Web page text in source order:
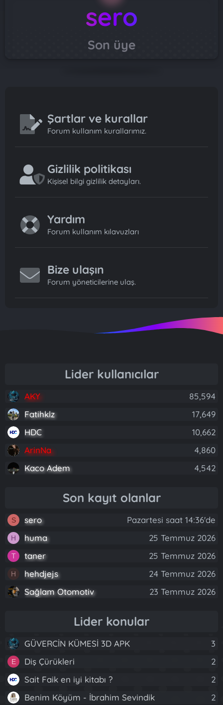
sero
Son üye
Şartlar ve kurallar
Forum kullanım kurallarımız.
Gizlilik politikası
Kişisel bilgi gizlilik detayları.
Yardım
Forum kullanım kılavuzları
Bize ulaşın
Forum yöneticilerine ulaş.
Lider kullanıcılar
AKY
85,594
Fatihklz
17,649
HDC
10,662
ArinNa
4,860
Kaco Adem
4,542
Son kayıt olanlar
S sero Pazartesi saat 14:36'de
H huma 25 Temmuz 2026
T taner 25 Temmuz 2026
H hehdjejs
24 Temmuz 2026
Sağlam Otomotiv
23 Temmuz 2026
Lider konular
GÜVERCİN KÜMESİ 3D APK 3
E Diş Çürükleri
2
Sait Faik en iyi kitabı ?
2
Benim Köyüm - İbrahim Sevindik
2